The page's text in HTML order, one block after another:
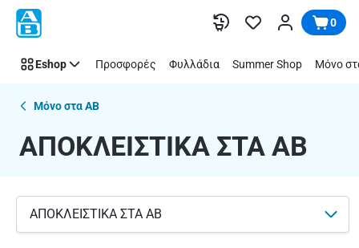
Παράλειψη
ΑΠΟΚΛΕΙΣΤΙΚΑ
ΣΤΑ
0
Eshop Προσφορές Φυλλάδια Summer Shop Μόνο
Μόνο στα ΑΒ
ΑΠΟΚΛΕΙΣΤΙΚΑ ΣΤΑ ΑΒ
ΑΠΟΚΛΕΙΣΤΙΚΑ ΣΤΑ ΑΒ